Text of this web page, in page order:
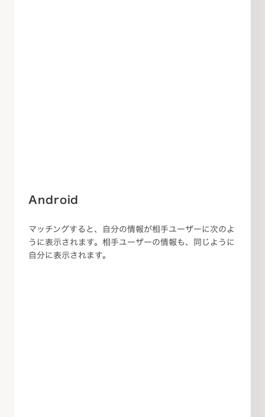
Android
マッチングすると、自分の情報が相手ユーザーに次のよ
うに表示されます。相手ユーザーの情報も、同じように
自分に表示されます。